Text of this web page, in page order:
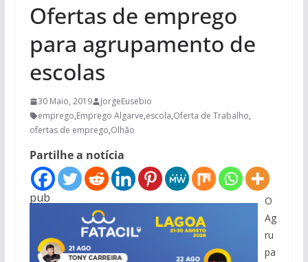
Ofertas de emprego
para agrupamento de
escolas
30 Maio, 2019
JorgeEusebio
emprego,Emprego Algarve,escola,Oferta de Trabalho,
ofertas de emprego,Olhão
Partilhe a notícia
pub
O
Ag
ru
pa